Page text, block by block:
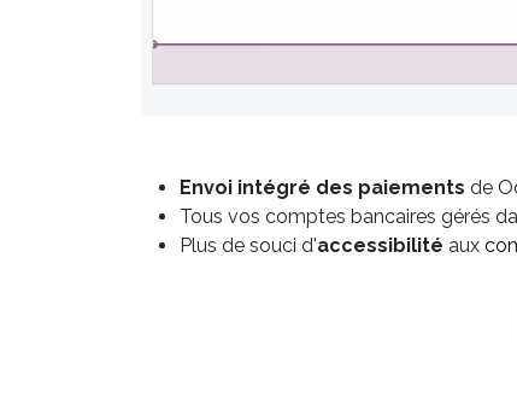
Envoi intégré des paiements de
Tous vos comptes bancaires gérés
Plus de souci d'accessibilité aux